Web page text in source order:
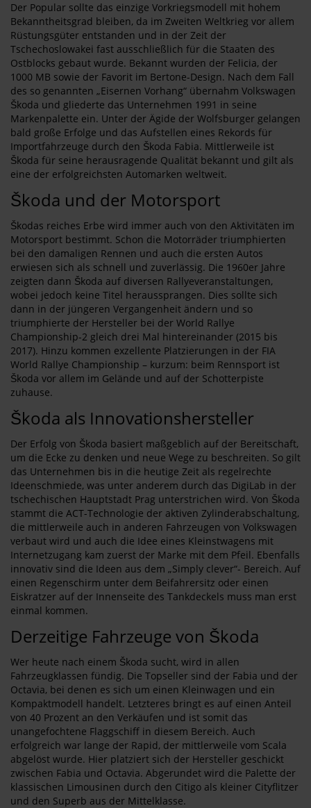
Der Popular sollte das einzige Vorkriegsmodell mit hohem
Bekanntheitsgrad bleiben, da im Zweiten Weltkrieg vor allem
Rüstungsgüter entstanden und in der Zeit der
Tschechoslowakei fast ausschließlich für die Staaten des
Ostblocks gebaut wurde. Bekannt wurden der Felicia, der
1000 MB sowie der Favorit im Bertone-Design. Nach dem Fall
des so genannten „Eisernen Vorhang“ übernahm Volkswagen
Škoda und gliederte das Unternehmen 1991 in seine
Markenpalette ein. Unter der Ägide der Wolfsburger gelangen
bald große Erfolge und das Aufstellen eines Rekords für
Importfahrzeuge durch den Škoda Fabia. Mittlerweile ist
Škoda für seine herausragende Qualität bekannt und gilt als
eine der erfolgreichsten Automarken weltweit.
Škoda und der Motorsport
Škodas reiches Erbe wird immer auch von den Aktivitäten im
Motorsport bestimmt. Schon die Motorräder triumphierten
bei den damaligen Rennen und auch die ersten Autos
erwiesen sich als schnell und zuverlässig. Die 1960er Jahre
zeigten dann Škoda auf diversen Rallyeveranstaltungen,
wobei jedoch keine Titel heraussprangen. Dies sollte sich
dann in der jüngeren Vergangenheit ändern und so
triumphierte der Hersteller bei der World Rallye
Championship-2 gleich drei Mal hintereinander (2015 bis
2017). Hinzu kommen exzellente Platzierungen in der FIA
World Rallye Championship – kurzum: beim Rennsport ist
Škoda vor allem im Gelände und auf der Schotterpiste
zuhause.
Škoda als Innovationshersteller
Der Erfolg von Škoda basiert maßgeblich auf der Bereitschaft,
um die Ecke zu denken und neue Wege zu beschreiten. So gilt
das Unternehmen bis in die heutige Zeit als regelrechte
Ideenschmiede, was unter anderem durch das DigiLab in der
tschechischen Hauptstadt Prag unterstrichen wird. Von Škoda
stammt die ACT-Technologie der aktiven Zylinderabschaltung,
die mittlerweile auch in anderen Fahrzeugen von Volkswagen
verbaut wird und auch die Idee eines Kleinstwagens mit
Internetzugang kam zuerst der Marke mit dem Pfeil. Ebenfalls
innovativ sind die Ideen aus dem „Simply clever“- Bereich. Auf
einen Regenschirm unter dem Beifahrersitz oder einen
Eiskratzer auf der Innenseite des Tankdeckels muss man erst
einmal kommen.
Derzeitige Fahrzeuge von Škoda
Wer heute nach einem Škoda sucht, wird in allen
Fahrzeugklassen fündig. Die Topseller sind der Fabia und der
Octavia, bei denen es sich um einen Kleinwagen und ein
Kompaktmodell handelt. Letzteres bringt es auf einen Anteil
von 40 Prozent an den Verkäufen und ist somit das
unangefochtene Flaggschiff in diesem Bereich. Auch
erfolgreich war lange der Rapid, der mittlerweile vom Scala
abgelöst wurde. Hier platziert sich der Hersteller geschickt
zwischen Fabia und Octavia. Abgerundet wird die Palette der
klassischen Limousinen durch den Citigo als kleiner Cityflitzer
und den Superb aus der Mittelklasse.